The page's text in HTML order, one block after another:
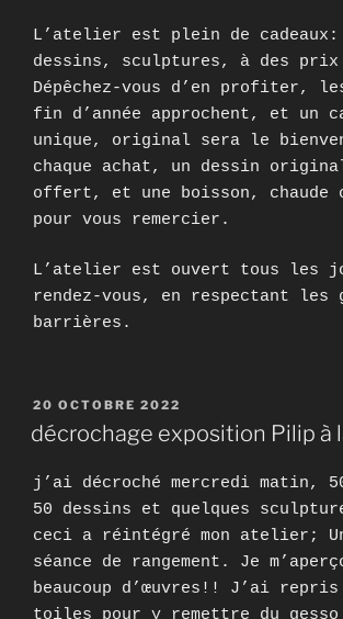
L’atelier est plein de cadeaux:
dessins, sculptures, à des
Dépêchez-vous d’en profiter,
fin d’année approchent, et un
unique, original sera le
chaque achat, un dessin
offert, et une boisson, chaude
pour vous remercier.
L’atelier est ouvert tous les
rendez-vous, en respectant les
barrières.
PUBLIÉ
LE
20 OCTOBRE 2022
décrochage exposition Pilip à
j’ai décroché mercredi matin,
50 dessins et quelques
ceci a réintégré mon atelier;
séance de rangement. Je
beaucoup d’œuvres!! J’ai repris
toiles pour y remettre du